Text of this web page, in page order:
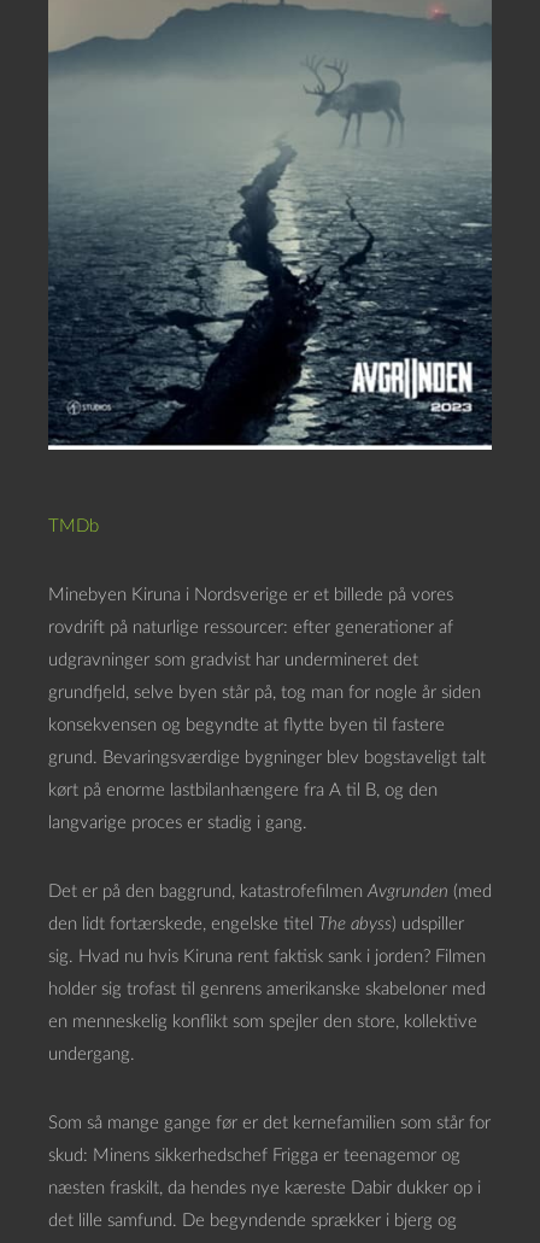
TMDb
Minebyen Kiruna i Nordsverige er et billede på vores
rovdrift på naturlige ressourcer: efter generationer af
udgravninger som gradvist har undermineret det
grundfjeld, selve byen står på, tog man for nogle år siden
konsekvensen og begyndte at flytte byen til fastere
grund. Bevaringsværdige bygninger blev bogstaveligt talt
kørt på enorme lastbilanhængere fra A til B, og den
langvarige proces er stadig i gang.
Det er på den baggrund, katastrofefilmen Avgrunden (med
den lidt fortærskede, engelske titel
The abyss) udspiller
sig. Hvad nu hvis Kiruna rent faktisk sank i jorden? Filmen
holder sig trofast til genrens amerikanske skabeloner med
en menneskelig konflikt som spejler den store, kollektive
undergang.
Som så mange gange før er det kernefamilien som står for
skud: Minens sikkerhedschef Frigga er teenagemor og
næsten fraskilt, da hendes nye kæreste Dabir dukker op i
det lille samfund. De begyndende sprækker i bjerg og